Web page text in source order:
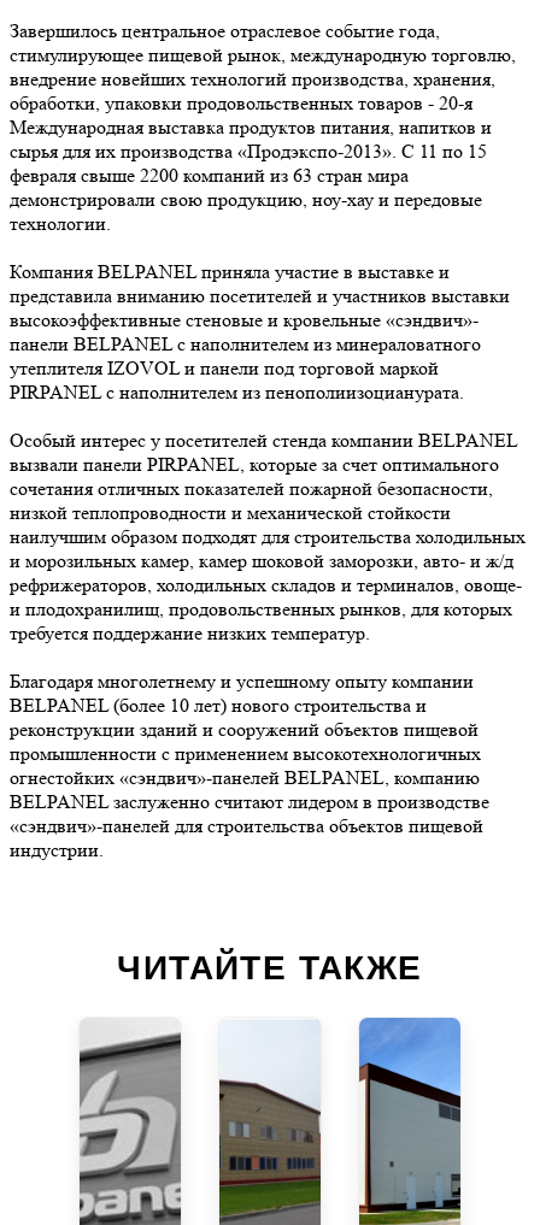
Завершилось центральное отраслевое событие года,
стимулирующее пищевой рынок, международную торговлю,
внедрение новейших технологий производства, хранения,
обработки, упаковки продовольственных товаров - 20-я
Международная выставка продуктов питания, напитков и
сырья для их производства «Продэкспо-2013». С 11 по 15
февраля свыше 2200 компаний из 63 стран мира
демонстрировали свою продукцию, ноу-хау и передовые
технологии.
Компания BELPANEL приняла участие в выставке и
представила вниманию посетителей и участников выставки
высокоэффективные стеновые и кровельные «сэндвич»-
панели BELPANEL с наполнителем из минераловатного
утеплителя IZOVOL и панели под торговой маркой
PIRPANEL с наполнителем из пенополиизоцианурата.
Особый интерес у посетителей стенда компании BELPANEL
вызвали панели PIRPANEL, которые за счет оптимального
сочетания отличных показателей пожарной безопасности,
низкой теплопроводности и механической стойкости
наилучшим образом подходят для строительства холодильных
и морозильных камер, камер шоковой заморозки, авто- и ж/д
рефрижераторов, холодильных складов и терминалов, овоще-
и плодохранилищ, продовольственных рынков, для которых
требуется поддержание низких температур.
Благодаря многолетнему и успешному опыту компании
BELPANEL (более 10 лет) нового строительства и
реконструкции зданий и сооружений объектов пищевой
промышленности с применением высокотехнологичных
огнестойких «сэндвич»-панелей BELPANEL, компанию
BELPANEL заслуженно считают лидером в производстве
«сэндвич»-панелей для строительства объектов пищевой
индустрии.
ЧИТАЙТЕ ТАКЖЕ